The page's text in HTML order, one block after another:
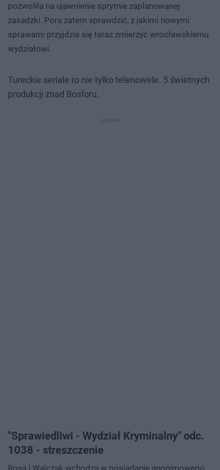
pozwoliła na ujawnienie sprytnie zaplanowanej
zasadzki. Pora zatem sprawdzić, z jakimi nowymi
sprawami przyjdzie się teraz zmierzyć wrocławskiemu
wydziałowi.
Tureckie seriale to nie tylko telenowele. 5 świetnych
produkcji znad Bosforu.
"Sprawiedliwi - Wydział Kryminalny" odc.
1038 - streszczenie
Rosa i Walczak wchodzą w posiadanie anonimowego